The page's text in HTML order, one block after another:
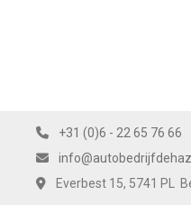
+31 (0)6 - 22 65 76 66
Everbest 15, 5741 PL